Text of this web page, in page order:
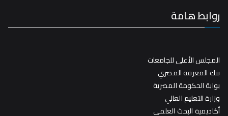
روابط هامة
المجلس الأعلى للجامعات
بنك المعرفة المصري
بوابة الحكومة المصرية
وزارة التعليم العالي
أكاديمية البحث العلمي